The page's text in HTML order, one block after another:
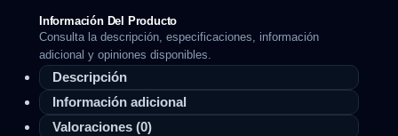
Información Del Producto
Consulta la descripción, especificaciones, información
adicional y opiniones disponibles.
Descripción
Información adicional
Valoraciones (0)